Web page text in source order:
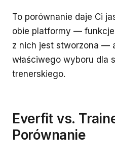
To porównanie daje Ci
obie platformy —
z nich jest stworzona —
właściwego wyboru dla
trenerskiego.
Everfit vs.
Porównanie